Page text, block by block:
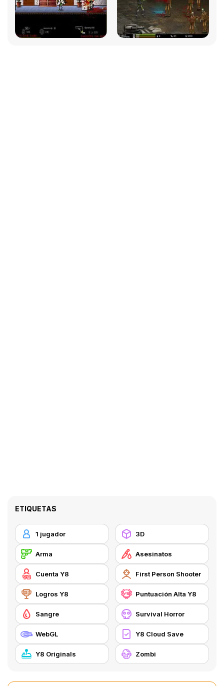
ETIQUETAS
1 jugador 3D
Arma Asesinatos
Cuenta Y8 First Person Shooter
Logros Y8 Puntuación Alta Y8
Sangre Survival Horror
WebGL Y8 Cloud Save
Y8 Originals Zombi